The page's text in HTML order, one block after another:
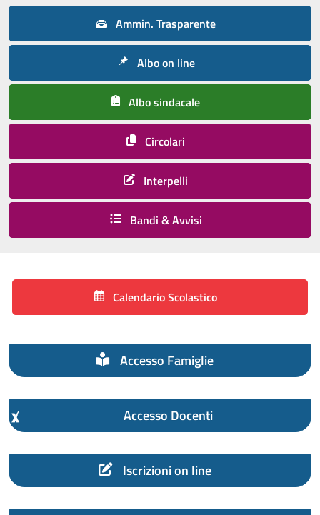
Ammin. Trasparente
Albo on line
Albo sindacale
Circolari
Interpelli
Bandi & Avvisi
Calendario Scolastico
Accesso Famiglie
Accesso Docenti
Iscrizioni on line